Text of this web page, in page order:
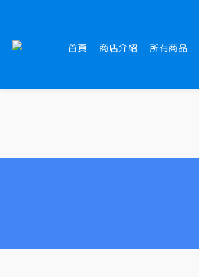
首頁 商店介紹 所有商品